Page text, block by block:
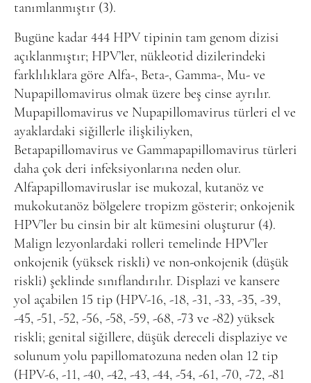
tanımlanmıştır (3).
Bugüne kadar 444 HPV tipinin tam genom dizisi
açıklanmıştır; HPV’ler, nükleotid dizilerindeki
farklılıklara göre Alfa-, Beta-, Gamma-, Mu- ve
Nupapillomavirus olmak üzere beş cinse ayrılır.
Mupapillomavirus ve Nupapillomavirus türleri el ve
ayaklardaki siğillerle ilişkiliyken,
Betapapillomavirus ve Gammapapillomavirus türleri
daha çok deri infeksiyonlarına neden olur.
Alfapapillomaviruslar ise mukozal, kutanöz ve
mukokutanöz bölgelere tropizm gösterir; onkojenik
HPV’ler bu cinsin bir alt kümesini oluşturur (4).
Malign lezyonlardaki rolleri temelinde HPV’ler
onkojenik (yüksek riskli) ve non-onkojenik (düşük
riskli) şeklinde sınıflandırılır. Displazi ve kansere
yol açabilen 15 tip (HPV-16, -18, -31, -33, -35, -39,
-45, -51, -52, -56, -58, -59, -68, -73 ve -82) yüksek
riskli; genital siğillere, düşük dereceli displaziye ve
solunum yolu papillomatozuna neden olan 12 tip
(HPV-6, -11, -40, -42, -43, -44, -54, -61, -70, -72, -81